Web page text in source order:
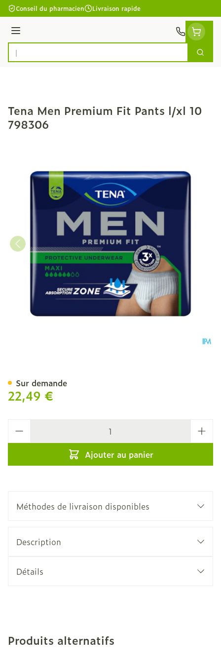
Aller au contenu
Conseil du pharmacien Livraison rapide
Menu
Rechercher
Tena Men Premium Fit Pants l/xl 10
798306
22,49 €
Ajouter au panier
Sur demande
Méthodes de livraison disponibles
Description
Détails
Produits alternatifs